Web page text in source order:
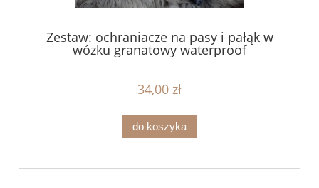
Zestaw: ochraniacze na pasy i pałąk w
wózku granatowy waterproof
34,00 zł
do koszyka